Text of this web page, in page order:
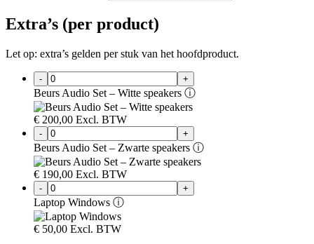
Extra’s (per product)
Let op: extra’s gelden per stuk van het hoofdproduct.
- +
Beurs Audio Set – Witte speakers ⓘ
€ 200,00 Excl. BTW
- +
Beurs Audio Set – Zwarte speakers ⓘ
€ 190,00 Excl. BTW
- +
Laptop Windows ⓘ
€ 50,00 Excl. BTW